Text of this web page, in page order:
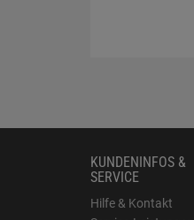
KUNDENINFOS &
SERVICE
Hilfe & Kontakt